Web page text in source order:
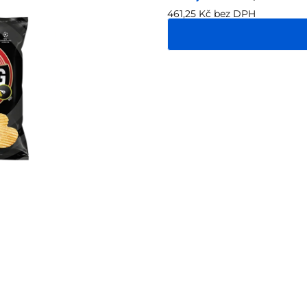
461,25 Kč bez DPH